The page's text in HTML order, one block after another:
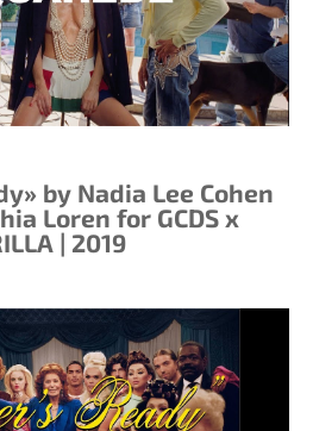
by Nadia Lee Cohen
Loren for GCDS x
| 2019